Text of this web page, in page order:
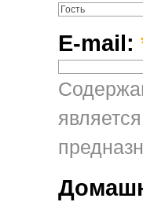
E-mail: